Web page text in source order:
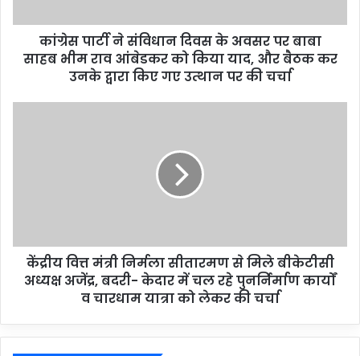
कांग्रेस पार्टी ने संविधान दिवस के अवसर पर बाबा
साहब भीम राव आंबेडकर को किया याद, और बैठक कर
उनके द्वारा किए गए उत्थान पर की चर्चा
केंद्रीय वित्त मंत्री निर्मला सीतारमण से मिले बीकेटीसी
अध्यक्ष अजेंद्र, बदरी- केदार में चल रहे पुनर्निर्माण कार्यों
व चारधाम यात्रा को लेकर की चर्चा